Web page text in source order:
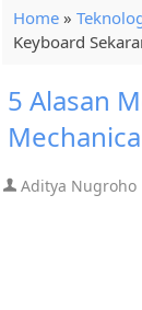
Home »
Keyboard
5 Alasan
Aditya Nugroho